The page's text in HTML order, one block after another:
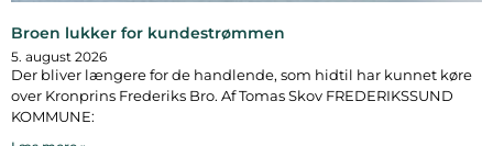
Broen lukker for kundestrømmen
5. august 2026
Der bliver længere for de handlende, som hidtil har kunnet køre
over Kronprins Frederiks Bro. Af Tomas Skov FREDERIKSSUND
KOMMUNE: